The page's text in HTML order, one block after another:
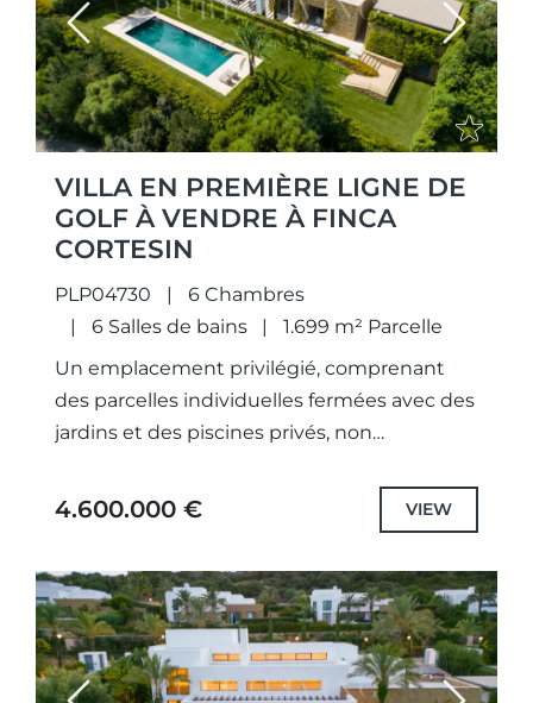
Previous Next
VILLA EN PREMIÈRE LIGNE DE
GOLF À VENDRE À FINCA
CORTESIN
PLP04730
6 Chambres
6 Salles de bains
1.699 m² Parcelle
Un emplacement privilégié, comprenant
des parcelles individuelles fermées avec des
jardins et des piscines privés, non
méticuleusement et sélectionnés avec des
spécifications et des équipements...
4.600.000 € VIEW